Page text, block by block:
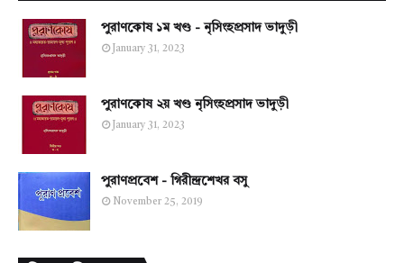
পুরাণকোষ ১ম খণ্ড - নৃসিংহপ্রসাদ ভাদুড়ী
January 31, 2023
পুরাণকোষ ২য় খণ্ড নৃসিংহপ্রসাদ ভাদুড়ী
January 31, 2023
পুরাণপ্রবেশ - গিরীন্দ্রশেখর বসু
November 25, 2019